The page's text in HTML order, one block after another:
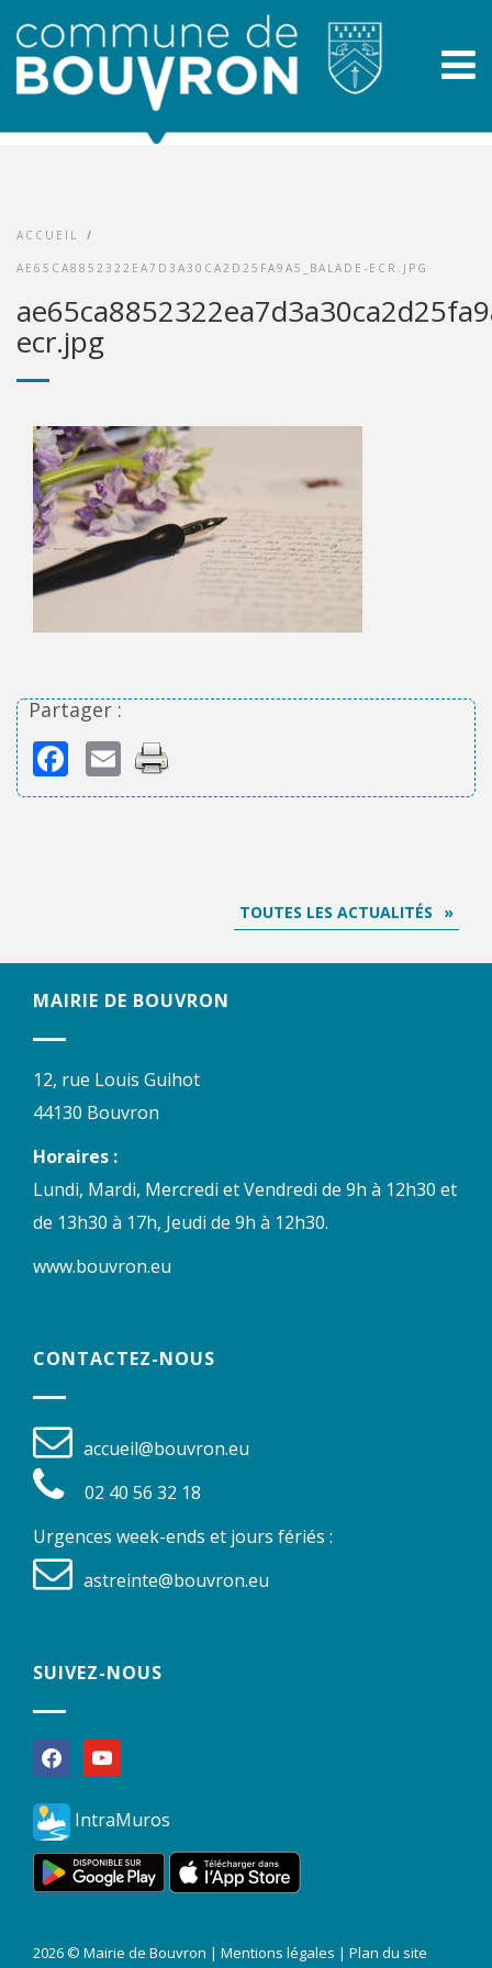
ACCUEIL /
AE65CA8852322EA7D3A30CA2D25FA9A5_BALADE-ECR.JPG
ecr.jpg
Partager :
Facebook
Email
TOUTES LES ACTUALITÉS
MAIRIE DE BOUVRON
12, rue Louis Guihot
44130 Bouvron
Horaires :
Lundi, Mardi, Mercredi et Vendredi de 9h à 12h30 et
de 13h30 à 17h, Jeudi de 9h à 12h30.
www.bouvron.eu
CONTACTEZ-NOUS
accueil@bouvron.eu
02 40 56 32 18
Urgences week-ends et jours fériés :
astreinte@bouvron.eu
SUIVEZ-NOUS
facebookyoutube
IntraMuros
2026 © Mairie de Bouvron | Mentions légales | Plan du site